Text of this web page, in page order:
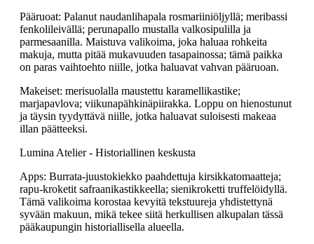
Pääruoat: Palanut naudanlihapala rosmariiniöljyllä; meribassi
fenkolileivällä; perunapallo mustalla valkosipulilla ja
parmesaanilla. Maistuva valikoima, joka haluaa rohkeita
makuja, mutta pitää mukavuuden tasapainossa; tämä paikka
on paras vaihtoehto niille, jotka haluavat vahvan pääruoan.
Makeiset: merisuolalla maustettu karamellikastike;
marjapavlova; viikunapähkinäpiirakka. Loppu on hienostunut
ja täysin tyydyttävä niille, jotka haluavat suloisesti makeaa
illan päätteeksi.
Lumina Atelier - Historiallinen keskusta
Apps: Burrata-juustokiekko paahdettuja kirsikkatomaatteja;
rapu-kroketit safraanikastikkeella; sienikroketti truffelöidyllä.
Tämä valikoima korostaa kevyitä tekstuureja yhdistettynä
syvään makuun, mikä tekee siitä herkullisen alkupalan tässä
pääkaupungin historiallisella alueella.